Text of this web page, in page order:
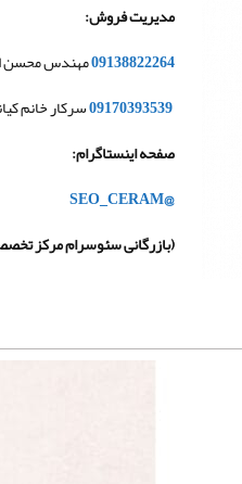
مدیریت فروش:
09138822264مهندس محسن
09170393539سرکار خانم
صفحه اینستاگرام:
@SEO_CERAM
(بازرگانی سئوسرام مرکز